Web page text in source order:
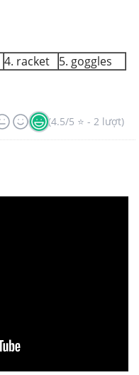
4. racket 5. goggles
(4.5/5 ⭐ - 2 lượt)